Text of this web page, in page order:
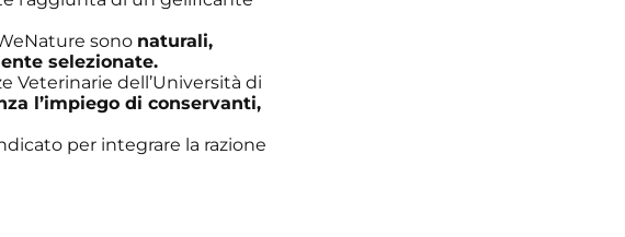
sono naturali,
selezionate.
Veterinarie dell’Università di
l’impiego di conservanti,
per integrare la razione